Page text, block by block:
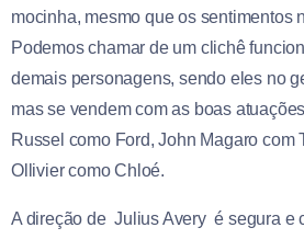
mocinha, mesmo que os sentimentos
Podemos chamar de um clichê
demais personagens, sendo eles no
mas se vendem com as boas
Russel como Ford, John Magaro com
Ollivier como Chloé.
A direção de Julius Averyé segura e